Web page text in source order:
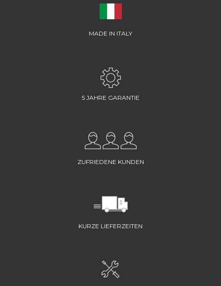
MADE IN ITALY
5 JAHRE GARANTIE
ZUFRIEDENE KUNDEN
KURZE LIEFERZEITEN